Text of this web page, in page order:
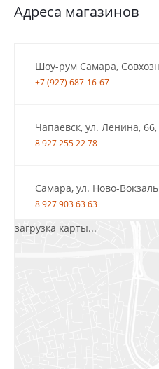
Адреса магазинов
Шоу-рум Самара,
+7 (927) 687-16-67
Чапаевск, ул. Ленина, 66,
8 927 255 22 78
Самара, ул. Ново-
8 927 903 63 63
загрузка карты...